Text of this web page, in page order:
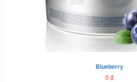
Blueberry
0 ₫